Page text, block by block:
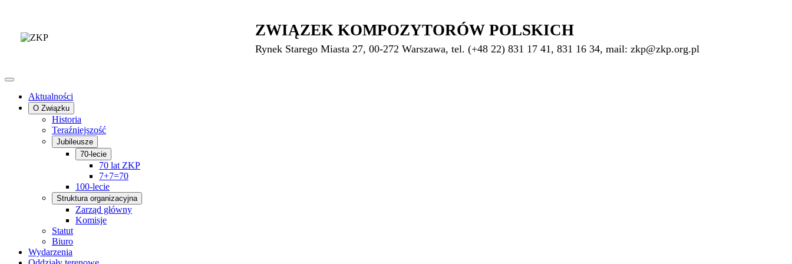
ZWIĄZEK KOMPOZYTORÓW POLSKICH
Rynek Starego Miasta 27, 00-272 Warszawa, tel. (+48 22) 831 17 41, 831 16 34, mail: zkp@zkp.org.pl
Aktualności
O Związku
Historia
Teraźniejszość
Jubileusze
70-lecie
70 lat ZKP
7+7=70
100-lecie
Struktura organizacyjna
Zarząd główny
Komisje
Statut
Biuro
Wydarzenia